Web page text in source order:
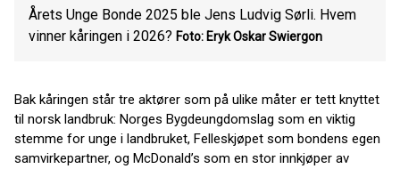
Årets Unge Bonde 2025 ble Jens Ludvig Sørli. Hvem
vinner kåringen i 2026? Foto: Eryk Oskar Swiergon
Bak kåringen står tre aktører som på ulike måter er tett knyttet
til norsk landbruk: Norges Bygdeungdomslag som en viktig
stemme for unge i landbruket, Felleskjøpet som bondens egen
samvirkepartner, og McDonald’s som en stor innkjøper av